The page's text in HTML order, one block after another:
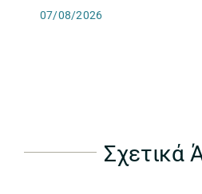
07/08/2026
Σχετικά